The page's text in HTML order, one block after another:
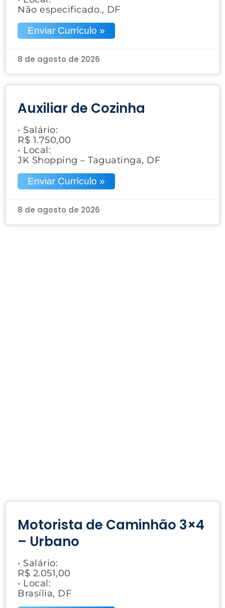
Não especificado., DF
Enviar Currículo »
8 de agosto de 2026
Auxiliar de Cozinha
• Salário:
R$ 1.750,00
• Local:
JK Shopping – Taguatinga, DF
Enviar Currículo »
8 de agosto de 2026
Motorista de Caminhão 3×4
– Urbano
• Salário:
R$ 2.051,00
• Local:
Brasília, DF